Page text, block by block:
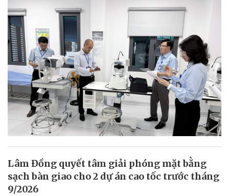
Lâm Đồng quyết tâm giải phóng mặt bằng
sạch bàn giao cho 2 dự án cao tốc trước tháng
9/2026